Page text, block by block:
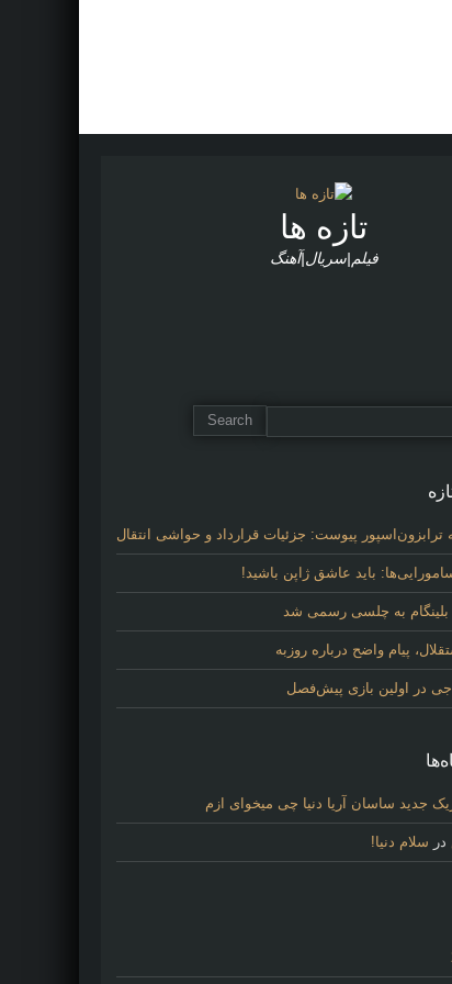
تازه ها
فیلم|سریال|آهنگ
ترابزون‌اسپور پیوست: جزئیات قرارداد و حواشی انتقال
باید عاشق ژاپن باشید!
بلینگام به چلسی رسمی شد
پیام واضح درباره روزبه
در اولین بازی پیش‌فصل
جدید ساسان آریا دنیا چی میخوای ازم
در سلام دنیا!